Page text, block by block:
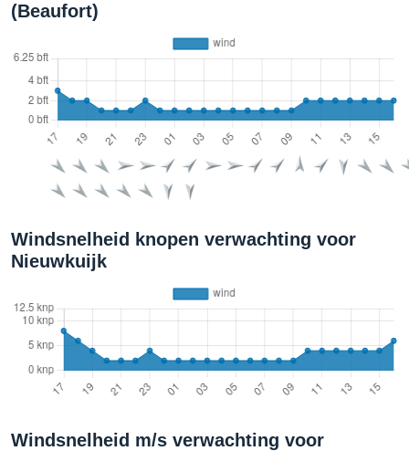
(Beaufort)
Windsnelheid knopen verwachting voor
Nieuwkuijk
Windsnelheid m/s verwachting voor